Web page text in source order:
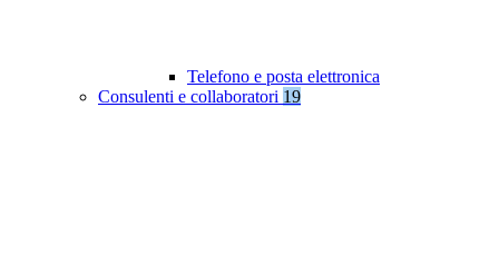
Telefono e posta elettronica
Consulenti e collaboratori 19